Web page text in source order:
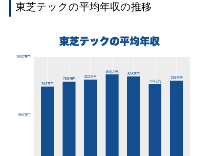
東芝テックの平均年収の推移